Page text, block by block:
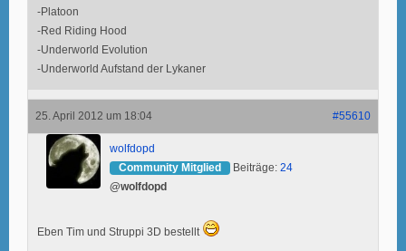
-Platoon
-Red Riding Hood
-Underworld Evolution
-Underworld Aufstand der Lykaner
25. April 2012 um 18:04 #55610
wolfdopd
Community Mitglied
Beiträge: 24
@wolfdopd
Eben Tim und Struppi 3D bestellt